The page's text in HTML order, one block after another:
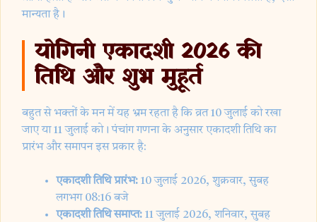
मान्यता है।
योगिनी एकादशी 2026 की
तिथि और शुभ मुहूर्त
बहुत से भक्तों के मन में यह भ्रम रहता है कि व्रत 10 जुलाई को रखा
जाए या 11 जुलाई को। पंचांग गणना के अनुसार एकादशी तिथि का
प्रारंभ और समापन इस प्रकार है:
एकादशी तिथि प्रारंभ: 10 जुलाई 2026, शुक्रवार, सुबह
लगभग 08:16 बजे
एकादशी तिथि समाप्त: 11 जुलाई 2026, शनिवार, सुबह